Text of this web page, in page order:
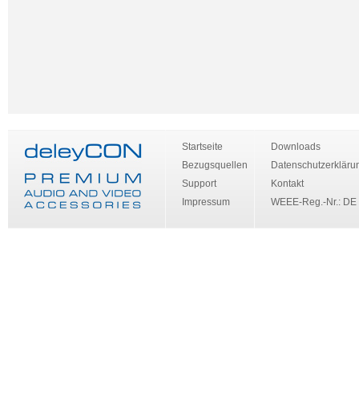
Startseite
Bezugsquellen
Support
Impressum
Downloads
Kontakt
WEEE-Reg.-Nr.: